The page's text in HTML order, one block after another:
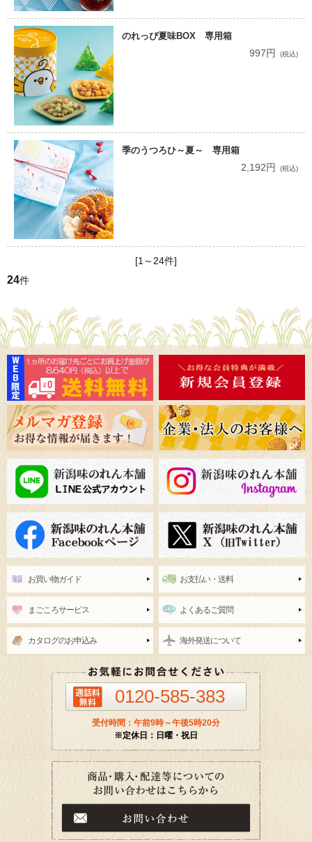
のれっぴ夏味BOX 専用箱
997円 (税込)
季のうつろひ～夏～ 専用箱
2,192円 (税込)
[1～24件]
24件
お買い物ガイド お支払い・送料
まごころサービス よくあるご質問
カタログのお申込み 海外発送について
0120-585-383
受付時間：午前9時～午後5時20分
※定休日：日曜・祝日